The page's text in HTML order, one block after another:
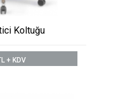
Koltuğu
+ KDV